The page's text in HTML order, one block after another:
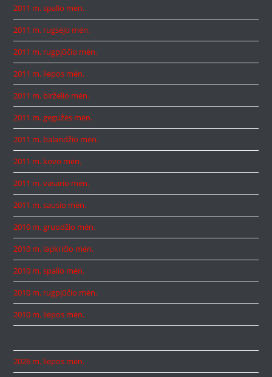
2011 m. spalio mėn.
2011 m. rugsėjo mėn.
2011 m. rugpjūčio mėn.
2011 m. liepos mėn.
2011 m. birželio mėn.
2011 m. gegužės mėn.
2011 m. balandžio mėn.
2011 m. kovo mėn.
2011 m. vasario mėn.
2011 m. sausio mėn.
2010 m. gruodžio mėn.
2010 m. lapkričio mėn.
2010 m. spalio mėn.
2010 m. rugpjūčio mėn.
2010 m. liepos mėn.
2026 m. liepos mėn.